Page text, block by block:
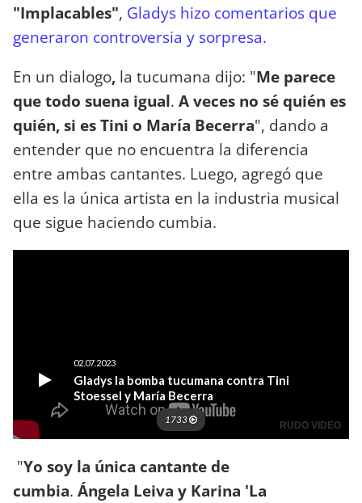
"Implacables", Gladys hizo comentarios que
generaron controversia y sorpresa.
En un dialogo, la tucumana dijo: "Me parece
que todo suena igual. A veces no sé quién es
quién, si es Tini o María Becerra", dando a
entender que no encuentra la diferencia
entre ambas cantantes. Luego, agregó que
ella es la única artista en la industria musical
que sigue haciendo cumbia.
"Yo soy la única cantante de
cumbia. Ángela Leiva y Karina 'La